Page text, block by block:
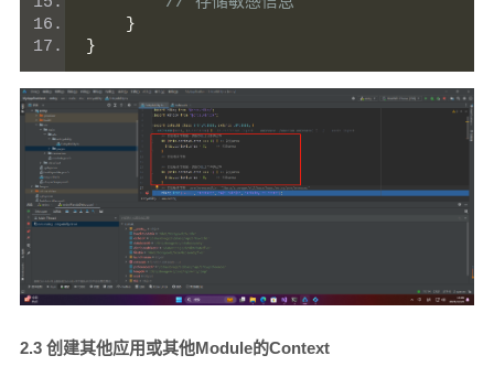
}
}
2.3 创建其他应用或其他Module的Context